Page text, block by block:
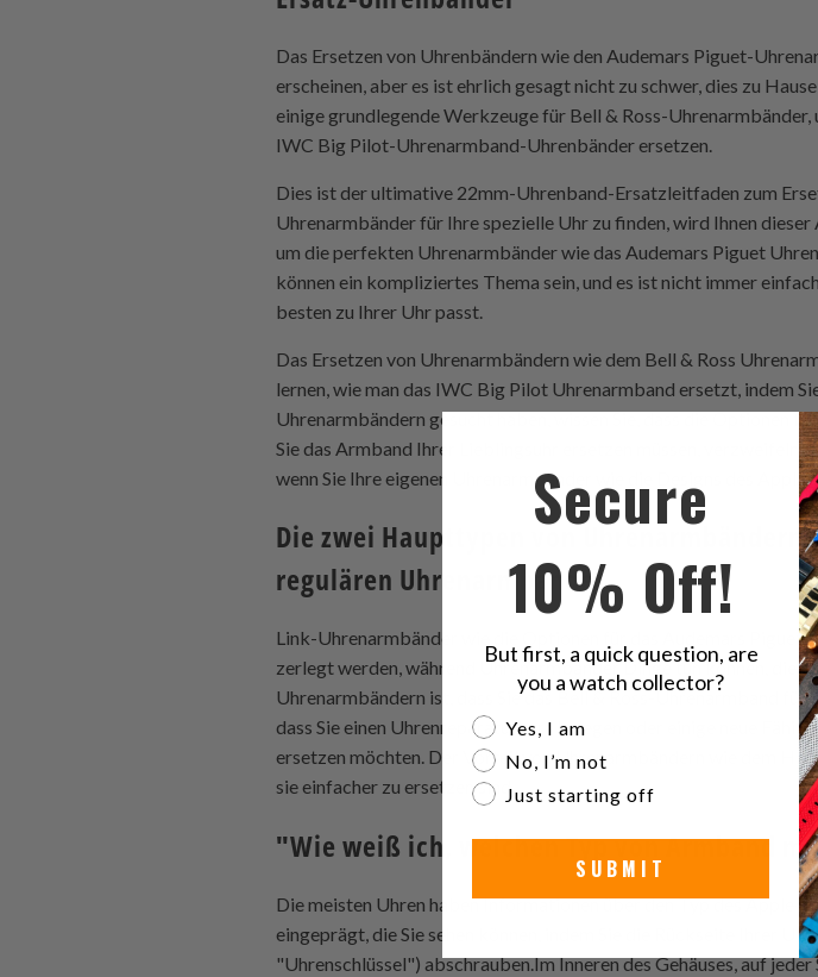
Das Ersetzen von Uhrenbändern wie den Audemars Piguet-
erscheinen, aber es ist ehrlich gesagt nicht zu schwer, dies zu
einige grundlegende Werkzeuge für Bell & Ross-Uhrenarmbänder,
IWC Big Pilot-Uhrenarmband-Uhrenbänder ersetzen.
Dies ist der ultimative 22mm-Uhrenband-Ersatzleitfaden zum
Uhrenarmbänder für Ihre spezielle Uhr zu finden, wird Ihnen
um die perfekten Uhrenarmbänder wie das Audemars Piguet
können ein kompliziertes Thema sein, und es ist nicht immer
besten zu Ihrer Uhr passt.
Das Ersetzen von Uhrenarmbändern wie dem Bell & Ross
lernen, wie man das IWC Big Pilot Uhrenarmband ersetzt, indem
Uhrenarmbändern gesucht haben, wissen Sie, dass die Optionen
Sie das Armband Ihrer Lieblingsuhr ersetzen müssen, verzweifeln
wenn Sie Ihre eigenen Uhrenarmbänder wie die Designs des
Die zwei Haupttypen von Uhrenarmbändern
regulären Uhrenarmbänder.
Link-Uhrenarmbänder wie die Optionen für das Audemars
zerlegt werden, während Uhrenarmbänder Dinge tun können, die
Uhrenarmbändern ist, dass Sie das Bell & Ross-Uhrenarmband
dass Sie einen Uhrenreparaturkurs belegen oder einige neue
ersetzen möchten. Der Vorteil von Uhrenarmbändern wie dem
sie einfacher zu ersetzen sind.
"Wie weiß ich, welchen Typ von Armband
Die meisten Uhren haben Informationen über den Typ des Apple-
eingeprägt, die Sie sehen können, indem Sie die Rückseite Ihrer
"Uhrenschlüssel") abschrauben.Im Inneren des Gehäuses, auf
Secure
10% Off!
But first, a quick question, are
you a watch collector?
Are you a watch collector?
Yes, I am
No, I’m not
Just starting off
SUBMIT